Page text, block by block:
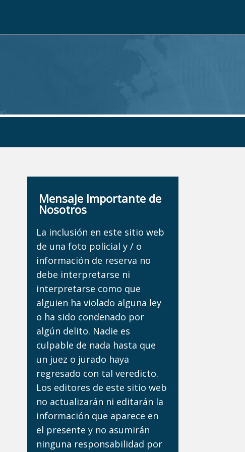
Mensaje Importante de
Nosotros
La inclusión en este sitio web
de una foto policial y / o
información de reserva no
debe interpretarse ni
interpretarse como que
alguien ha violado alguna ley
o ha sido condenado por
algún delito. Nadie es
culpable de nada hasta que
un juez o jurado haya
regresado con tal veredicto.
Los editores de este sitio web
no actualizarán ni editarán la
información que aparece en
el presente y no asumirán
ninguna responsabilidad por